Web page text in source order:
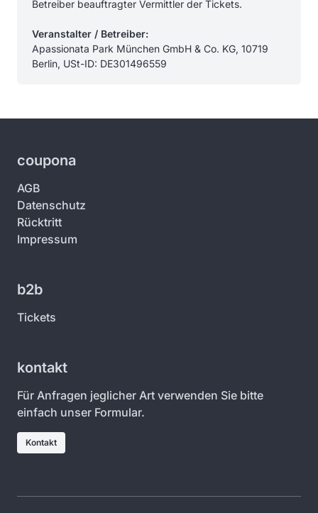
Betreiber beauftragter Vermittler der Tickets.
Veranstalter / Betreiber:
Apassionata Park München GmbH & Co. KG, 10719
Berlin, USt-ID: DE301496559
coupona
AGB
Datenschutz
Rücktritt
Impressum
b2b
Tickets
kontakt
Für Anfragen jeglicher Art verwenden Sie bitte
einfach unser Formular.
Kontakt